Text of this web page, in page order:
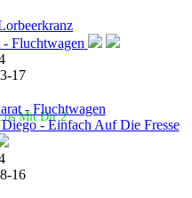
Mit Dir 2
17
- Fluchtwagen
16